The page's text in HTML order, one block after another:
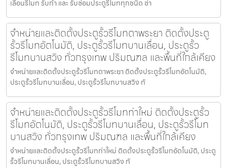
เลื่อนรีโมท รับทำ และ รับซ่อมประตูรีโมททุกชนิด ช่า
จำหน่ายและติดตั้งประตูรั้วรีโมทตาพระยา ติดตั้งประตู
รั้วรีโมทอัตโนมัติ, ประตูรั้วรีโมทบานเลื่อน, ประตูรั้ว
รีโมทบานสวิง ทั่วกรุงเทพ ปริมณฑล และพื้นที่ใกล้เคียง
จำหน่ายและติดตั้งประตูรั้วรีโมทตาพระยา ติดตั้งประตูรั้วรีโมทอัตโนมัติ,
ประตูรั้วรีโมทบานเลื่อน, ประตูรั้วรีโมทบานสวิง ทั
จำหน่ายและติดตั้งประตูรั้วรีโมทท่าใหม่ ติดตั้งประตูรั้ว
รีโมทอัตโนมัติ, ประตูรั้วรีโมทบานเลื่อน, ประตูรั้วรีโมท
บานสวิง ทั่วกรุงเทพ ปริมณฑล และพื้นที่ใกล้เคียง
จำหน่ายและติดตั้งประตูรั้วรีโมทท่าใหม่ ติดตั้งประตูรั้วรีโมทอัตโนมัติ, ประตู
รั้วรีโมทบานเลื่อน, ประตูรั้วรีโมทบานสวิง ทั